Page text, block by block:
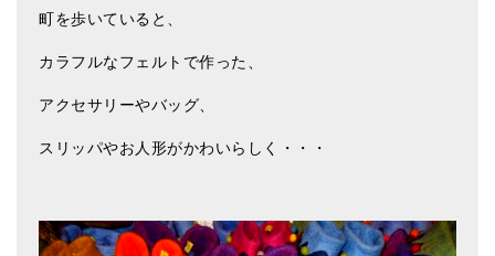
オリジナルグッズ
町を歩いていると、
カラフルなフェルトで作った、
アクセサリーやバッグ、
スリッパやお人形がかわいらしく・・・